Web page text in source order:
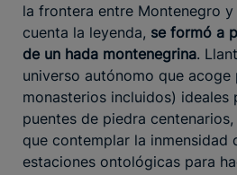
la frontera entre Montenegro y
cuenta la leyenda, se formó a
de un hada montenegrina.
universo autónomo que acoge
monasterios incluidos) ideales
puentes de piedra
que contemplar la inmensidad
estaciones ontológicas para